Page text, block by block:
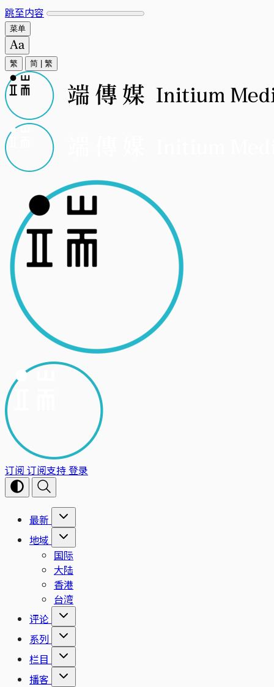
跳至内容
菜单
繁 简 繁
订阅 订阅支持登录
最新
地域
国际
大陆
香港
台湾
评论
系列
栏目
播客